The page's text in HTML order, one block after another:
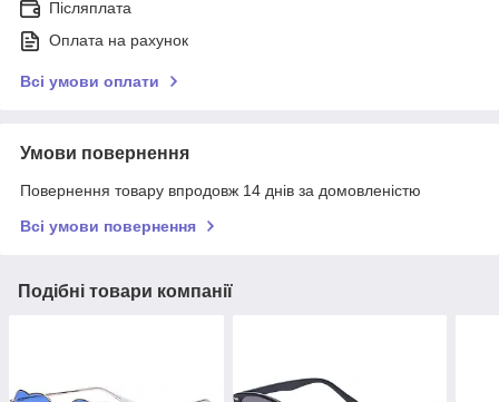
Післяплата
Оплата на рахунок
Всі умови оплати
Умови повернення
Повернення товару впродовж 14 днів за домовленістю
Всі умови повернення
Подібні товари компанії